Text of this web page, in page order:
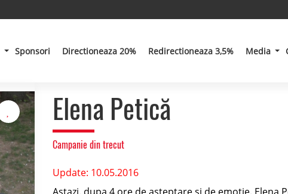
Sponsori Directioneaza 20% Redirectioneaza 3,5% Media
Elena Petică
Campanie din trecut
Update: 10.05.2016